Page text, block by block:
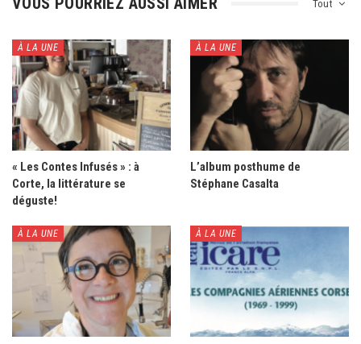
Tout
À LA UNE
« Les Contes Infusés » : à
Corte, la littérature se
déguste!
À LA UNE
L’album posthume de
Stéphane Casalta
À LA UNE À LA UNE